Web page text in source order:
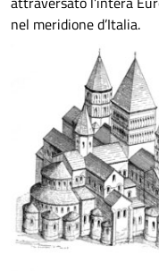
nel meridione d’Italia.